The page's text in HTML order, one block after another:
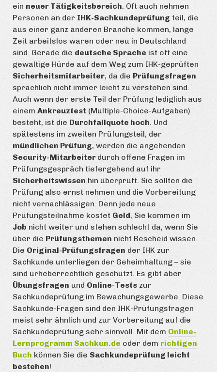
ein neuer Tätigkeitsbereich. Oft auch nehmen
Personen an der IHK-Sachkundeprüfung teil, die
aus einer ganz anderen Branche kommen, lange
Zeit arbeitslos waren oder neu in Deutschland
sind. Gerade die deutsche Sprache ist oft eine
gewaltige Hürde auf dem Weg zum IHK-geprüften
Sicherheitsmitarbeiter, da die Prüfungsfragen
sprachlich nicht immer leicht zu verstehen sind.
Auch wenn der erste Teil der Prüfung lediglich aus
einem Ankreuztest (Multiple-Choice-Aufgaben)
besteht, ist die Durchfallquote hoch. Und
spätestens im zweiten Prüfungsteil, der
mündlichen Prüfung, werden die angehenden
Security-Mitarbeiter durch offene Fragen im
Prüfungsgespräch tiefergehend auf ihr
Sicherheitswissenhin überprüft. Sie sollten die
Prüfung also ernst nehmen und die Vorbereitung
nicht vernachlässigen. Denn jede neue
Prüfungsteilnahme kostet Geld, Sie kommen im
Job nicht weiter und stehen schlecht da, wenn Sie
über die Prüfungsthemen nicht Bescheid wissen.
Die Original-Prüfungsfragen der IHK zur
Sachkunde unterliegen der Geheimhaltung – sie
sind urheberrechtlich geschützt. Es gibt aber
Übungsfragen und Online-Tests zur
Sachkundeprüfung im Bewachungsgewerbe. Diese
Sachkunde-Fragen sind den IHK-Prüfungsfragen
meist sehr ähnlich und zur Vorbereitung auf die
Sachkundeprüfung sehr sinnvoll. Mit dem Online-
Lernprogramm Sachkun.de oder dem richtigen
Buch können Sie die Sachkundeprüfung leicht
bestehen!